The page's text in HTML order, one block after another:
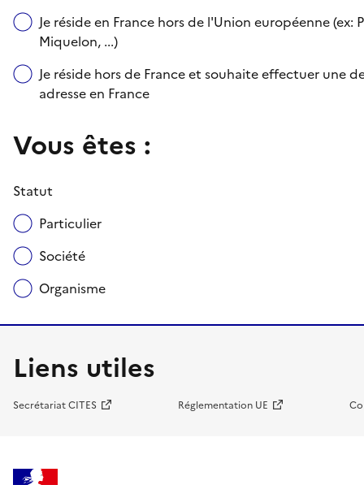
Je réside en France hors de l'Union européenne
Miquelon, ...)
Je réside hors de France et souhaite effectuer une
adresse en France
Vous êtes :
Statut
Particulier
Société
Organisme
Liens utiles
Secrétariat CITES Réglementation UE